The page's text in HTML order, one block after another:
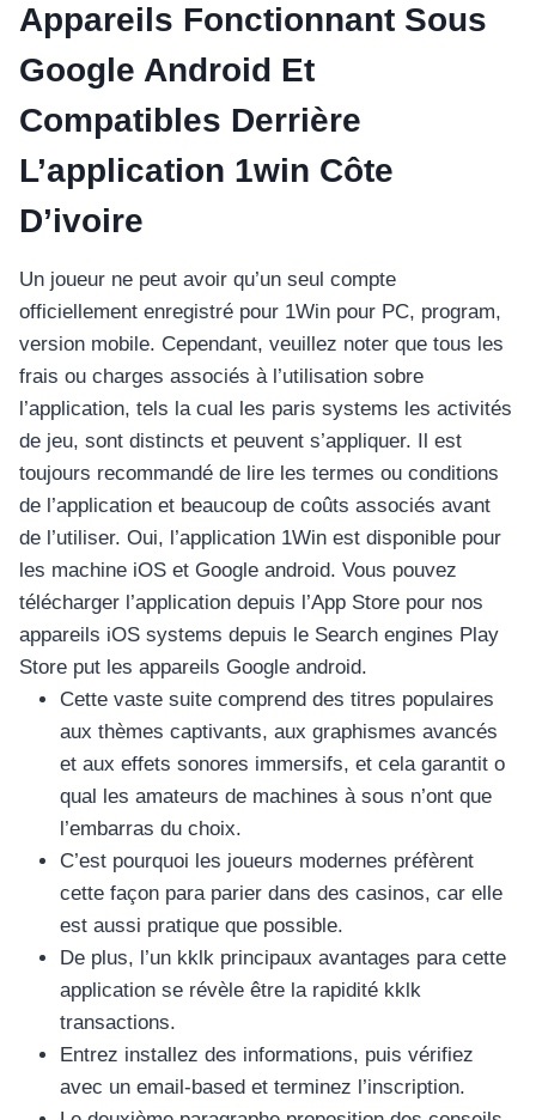
Appareils Fonctionnant Sous
Google Android Et
Compatibles Derrière
L’application 1win Côte
D’ivoire
Un joueur ne peut avoir qu’un seul compte
officiellement enregistré pour 1Win pour PC, program,
version mobile. Cependant, veuillez noter que tous les
frais ou charges associés à l’utilisation sobre
l’application, tels la cual les paris systems les activités
de jeu, sont distincts et peuvent s’appliquer. Il est
toujours recommandé de lire les termes ou conditions
de l’application et beaucoup de coûts associés avant
de l’utiliser. Oui, l’application 1Win est disponible pour
les machine iOS et Google android. Vous pouvez
télécharger l’application depuis l’App Store pour nos
appareils iOS systems depuis le Search engines Play
Store put les appareils Google android.
Cette vaste suite comprend des titres populaires
aux thèmes captivants, aux graphismes avancés
et aux effets sonores immersifs, et cela garantit o
qual les amateurs de machines à sous n’ont que
l’embarras du choix.
C’est pourquoi les joueurs modernes préfèrent
cette façon para parier dans des casinos, car elle
est aussi pratique que possible.
De plus, l’un kklk principaux avantages para cette
application se révèle être la rapidité kklk
transactions.
Entrez installez des informations, puis vérifiez
avec un email-based et terminez l’inscription.